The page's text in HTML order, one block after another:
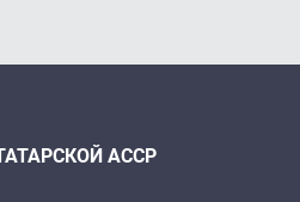
АССР